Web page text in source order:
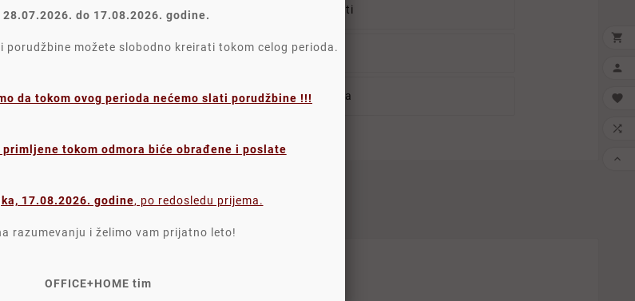
Politika Sigurnosti
Politika Isporuke
Politika Povraćaja





28.07.2026. do 17.08.2026. godine.
porudžbine možete slobodno kreirati tokom celog perioda.
da tokom ovog perioda nećemo slati porudžbine !!!
primljene tokom odmora biće obrađene i poslate
17.08.2026. godine, po redosledu prijema.
razumevanju i želimo vam prijatno leto!
OFFICE+HOME tim